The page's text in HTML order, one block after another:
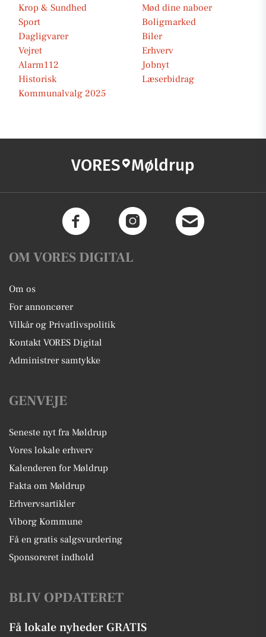
Krop & Sundhed
Mød dine naboer
Sport
Boligmarked
Dagligvarer
Biler
Vejret
Erhverv
Alarm112
Jobnyt
Historisk
Læserbidrag
Kommunalvalg 2025
VORES Møldrup
OM VORES DIGITAL
Om os
For annoncører
Vilkår og Privatlivspolitik
Kontakt VORES Digital
Administrer samtykke
GENVEJE
Seneste nyt fra Møldrup
Vores lokale erhverv
Kalenderen for Møldrup
Fakta om Møldrup
Erhvervsartikler
Viborg Kommune
Få en gratis salgsvurdering
Sponsoreret indhold
BLIV OPDATERET
Få lokale nyheder GRATIS